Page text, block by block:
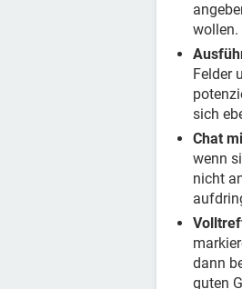
wollen.
Felder
sich
Chat
wenn
nicht
dann
guten